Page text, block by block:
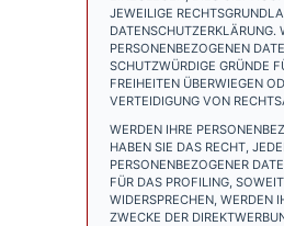
JEWEILIGE
DATENSCHUTZERKLÄRUNG.
PERSONENBEZOGENEN
SCHUTZWÜRDIGE GRÜNDE
FREIHEITEN ÜBERWIEGEN
VERTEIDIGUNG VON
WERDEN IHRE
HABEN SIE DAS RECHT,
PERSONENBEZOGENER
FÜR DAS PROFILING,
WIDERSPRECHEN, WERDEN
ZWECKE DER